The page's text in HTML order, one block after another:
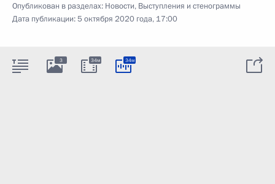
Опубликован в разделах: Новости, Выступления и стенограммы
Дата публикации:5 октября 2020 года, 17:00
3 34м 34м